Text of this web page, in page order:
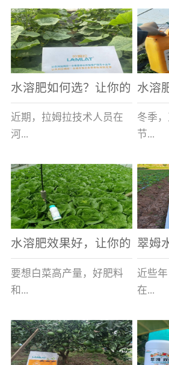
水溶肥如何选？让你的
老棚土好产量高
近期，拉姆拉技术人员在
河...
南走访时，发现当地许多
蔬菜产区，老棚数量占多
数，连年的重茬、土壤板
结等原因，导致土壤差，
作物根系...
水溶
植户
冬季
节...
，也
时刻
商的
大棚
哥家
水溶肥效果好，让你的
白菜增产不是问题
要想白菜高产量，好肥料
和...
好的技术管理缺一不可，
相信广大白菜种植户们都
翠姆
的好
近些
在...
河北
不但